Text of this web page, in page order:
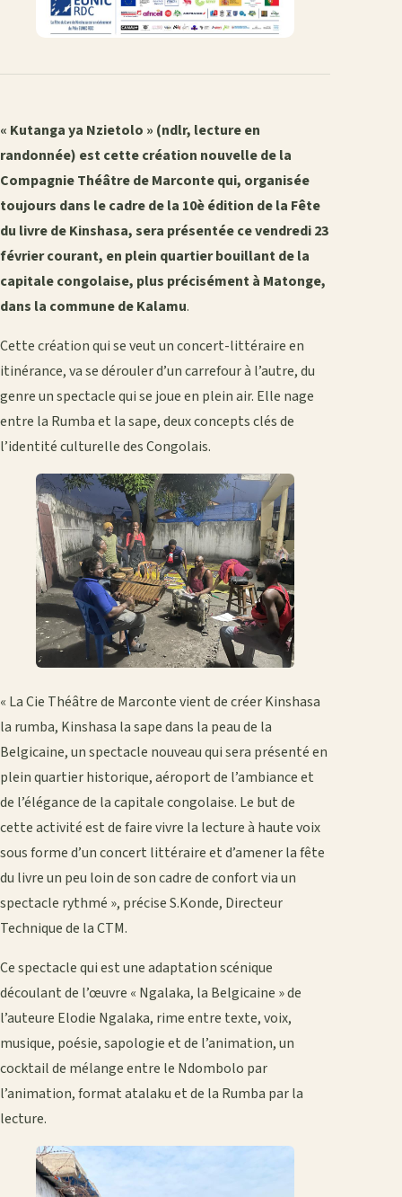
« Kutanga ya Nzietolo » (ndlr, lecture en
randonnée) est cette création nouvelle de la
Compagnie Théâtre de Marconte qui, organisée
toujours dans le cadre de la 10è édition de la Fête
du livre de Kinshasa, sera présentée ce vendredi 23
février courant, en plein quartier bouillant de la
capitale congolaise, plus précisément à Matonge,
dans la commune de Kalamu.
Cette création qui se veut un concert-littéraire en
itinérance, va se dérouler d’un carrefour à l’autre, du
genre un spectacle qui se joue en plein air. Elle nage
entre la Rumba et la sape, deux concepts clés de
l’identité culturelle des Congolais.
« La Cie Théâtre de Marconte vient de créer Kinshasa
la rumba, Kinshasa la sape dans la peau de la
Belgicaine, un spectacle nouveau qui sera présenté en
plein quartier historique, aéroport de l’ambiance et
de l’élégance de la capitale congolaise. Le but de
cette activité est de faire vivre la lecture à haute voix
sous forme d’un concert littéraire et d’amener la fête
du livre un peu loin de son cadre de confort via un
spectacle rythmé », précise S.Konde, Directeur
Technique de la CTM.
Ce spectacle qui est une adaptation scénique
découlant de l’œuvre « Ngalaka, la Belgicaine » de
l’auteure Elodie Ngalaka, rime entre texte, voix,
musique, poésie, sapologie et de l’animation, un
cocktail de mélange entre le Ndombolo par
l’animation, format atalaku et de la Rumba par la
lecture.